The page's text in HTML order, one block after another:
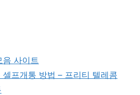
사이트
셀프개통 방법 – 프리티 텔레콤